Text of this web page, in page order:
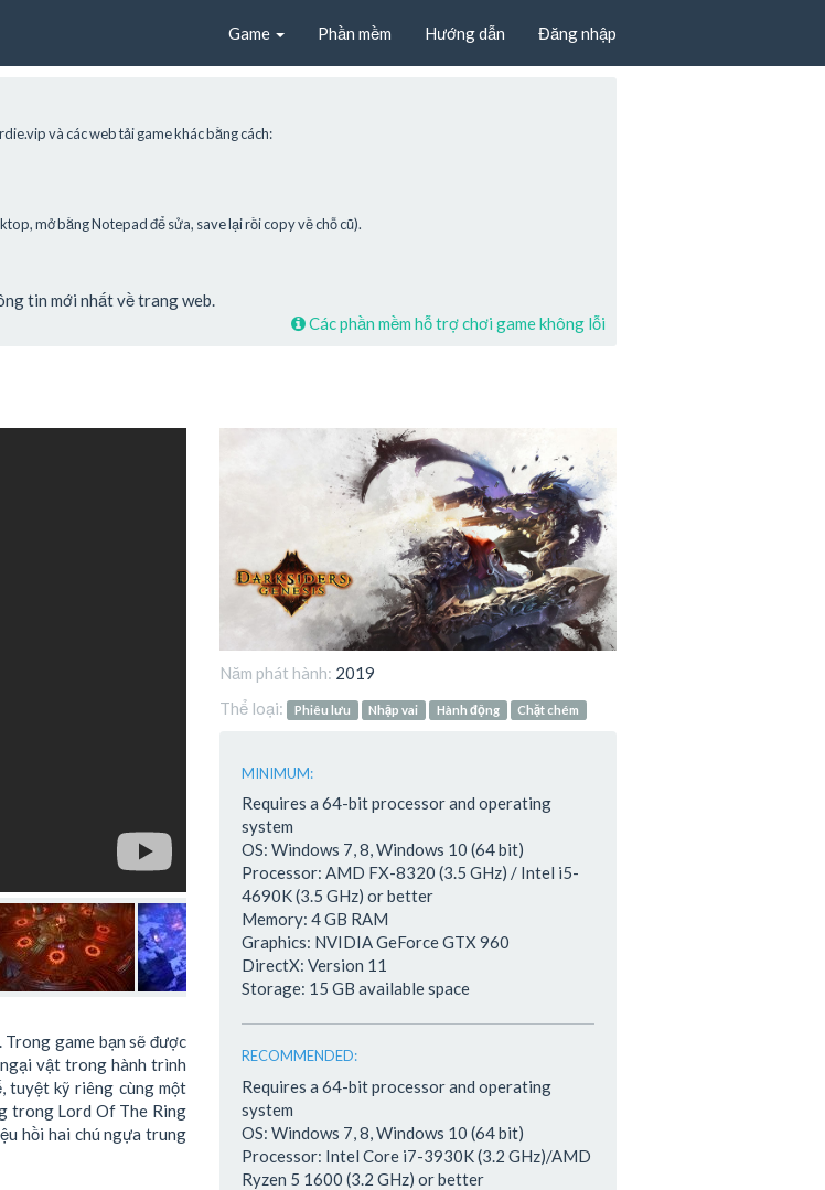
Game Phần mềm Hướng dẫn Đăng nhập
và các web tải game khác bằng cách:
mở bằng Notepad để sửa, save lại rồi copy về chỗ cũ).
tin mới nhất về trang web.
Các phần mềm hỗ trợ chơi game không lỗi
game bạn sẽ được
vật trong hành trình
tuyệt kỹ riêng cùng một
trong Lord Of The Ring
hồi hai chú ngựa trung
Năm phát hành: 2019
Thể loại:
Phiêu lưu Nhập vai Hành động Chặt chém
MINIMUM:
Requires a 64-bit processor and operating
system
OS: Windows 7, 8, Windows 10 (64 bit)
Processor: AMD FX-8320 (3.5 GHz) / Intel i5-
4690K (3.5 GHz) or better
Memory: 4 GB RAM
Graphics: NVIDIA GeForce GTX 960
DirectX: Version 11
Storage: 15 GB available space
RECOMMENDED:
Requires a 64-bit processor and operating
system
OS: Windows 7, 8, Windows 10 (64 bit)
Processor: Intel Core i7-3930K (3.2 GHz)/AMD
Ryzen 5 1600 (3.2 GHz) or better